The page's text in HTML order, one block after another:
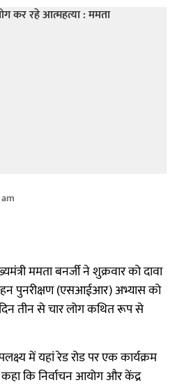
ममता बनर्जी ने शुक्रवार को दावा
पुनरीक्षण (एसआईआर) अभ्यास को
तीन से चार लोग कथित रूप से
में यहां रेड रोड पर एक कार्यक्रम
कि निर्वाचन आयोग और केंद्र